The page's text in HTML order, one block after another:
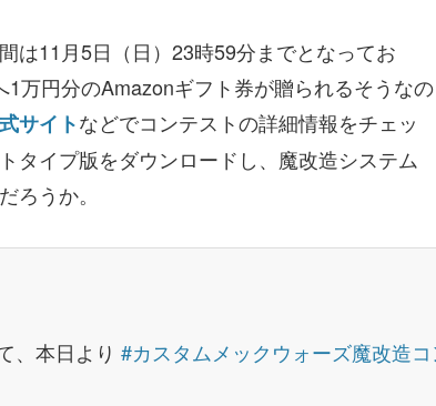
は11月5日（日）23時59分までとなってお
1万円分のAmazonギフト券が贈られるそうなの
サイトなどでコンテストの詳細情報をチェッ
タイプ版をダウンロードし、魔改造システム
ろうか。
、本日より #カスタムメックウォーズ魔改造コ